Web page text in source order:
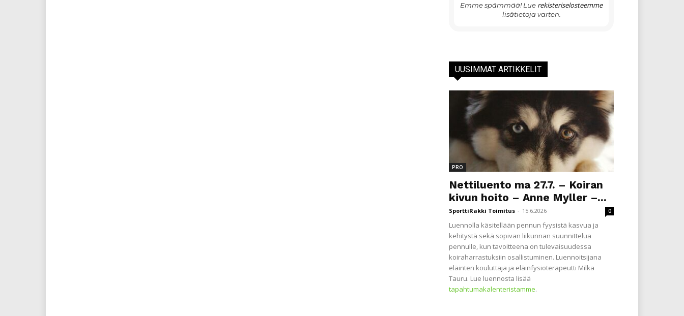
Emme spämmää! Lue rekisteriselosteemme
lisätietoja varten.
UUSIMMAT ARTIKKELIT
PRO
Nettiluento ma 27.7. – Koiran
kivun hoito – Anne Myller –...
SporttiRakki Toimitus - 15.6.2026 0
Luennolla käsitellään pennun fyysistä kasvua ja
kehitystä sekä sopivan liikunnan suunnittelua
pennulle, kun tavoitteena on tulevaisuudessa
koiraharrastuksiin osallistuminen. Luennoitsijana
eläinten kouluttaja ja eläinfysioterapeutti Milka
Tauru. Lue luennosta lisää
tapahtumakalenteristamme.